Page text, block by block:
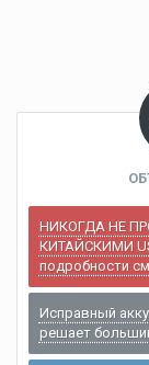
НИКОГДА НЕ
КИТАЙСКИМИ
подробности
Исправный
решает